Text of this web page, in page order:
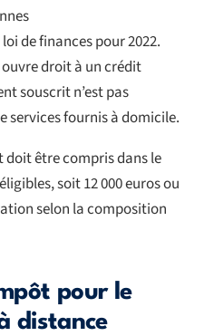
de finances pour 2022.
droit à un crédit
souscrit n’est pas
services fournis à domicile.
doit être compris dans le
soit 12 000 euros ou
selon la composition
pour le
distance